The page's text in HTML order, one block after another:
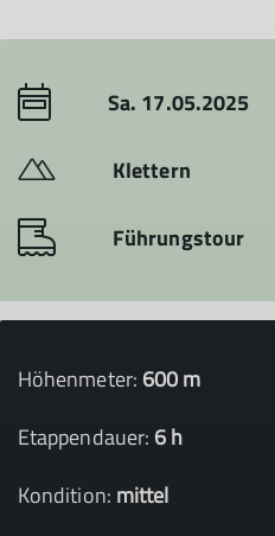
Sa. 17.05.2025
Klettern
Führungstour
Höhenmeter: 600 m
Etappendauer: 6 h
Kondition: mittel